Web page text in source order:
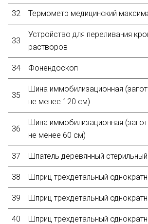
32 Термометр медицинский
33
Устройство для переливания
растворов
34 Фонендоскоп
35
Шина иммобилизационная
не менее 120 см)
36
Шина иммобилизационная
не менее 60 см)
37 Шпатель деревянный стерильный
38 Шприц трехдетальный
39 Шприц трехдетальный
40 Шприц трехдетальный